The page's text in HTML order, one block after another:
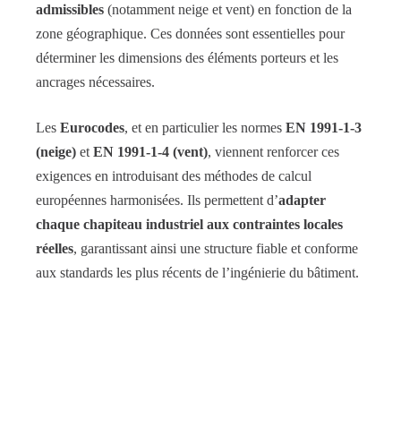
admissibles (notamment neige et vent) en fonction de la
zone géographique. Ces données sont essentielles pour
déterminer les dimensions des éléments porteurs et les
ancrages nécessaires.
Les Eurocodes, et en particulier les normes EN 1991-1-3
(neige) et EN 1991-1-4 (vent), viennent renforcer ces
exigences en introduisant des méthodes de calcul
européennes harmonisées. Ils permettent d’adapter
chaque chapiteau industriel aux contraintes locales
réelles, garantissant ainsi une structure fiable et conforme
aux standards les plus récents de l’ingénierie du bâtiment.